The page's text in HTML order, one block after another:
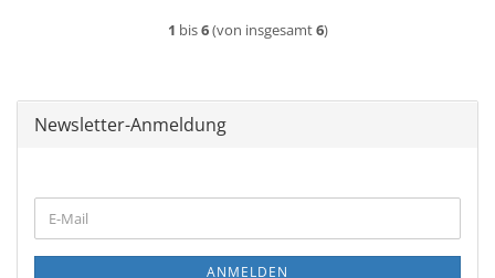
1 bis6(von insgesamt6)
Newsletter-Anmeldung
ZUR
NEWSLETTER-
E-
Mail
ANMELDEN